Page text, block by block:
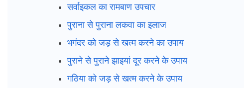
सर्वाइकल का रामबाण उपचार
पुराना से पुराना लकवा का इलाज
भगंदर को जड़ से खत्म करने का उपाय
पुराने से पुराने झाइयां दूर करने के उपाय
गठिया को जड़ से खत्म करने के उपाय